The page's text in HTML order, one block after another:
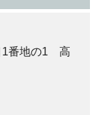
1番地の1 高